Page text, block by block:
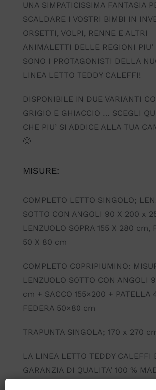
UNA SIMPATICISSIMA FANTASIA
SCALDARE I VOSTRI BIMBI IN
ORSETTI, VOLPI, RENNE E ALTRI
ANIMALETTI DELLE REGIONI PIU’
SONO I PROTAGONISTI DELLA
LINEA LETTO TEDDY CALEFFI!
DISPONIBILE IN DUE VARIANTI
GRIGIO E GHIACCIO … SCEGLI
CHE PIU’ SI ADDICE ALLA TUA
🙂
MISURE:
COMPLETO LETTO SINGOLO;
SOTTO CON ANGOLI 90 X 200 x
LENZUOLO SOPRA 155 X 280 cm,
50 X 80 cm
COMPLETO COPRIPIUMINO:
LENZUOLO SOTTO CON ANGOLI
cm + SACCO 155×200 + PATELLA
FEDERA 50×80 cm
TRAPUNTA SINGOLA; 170 x 270
LA LINEA LETTO TEDDY CALEFFI
GARANZIA DI QUALITA’ 100 %